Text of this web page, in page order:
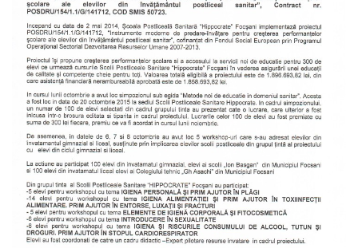
Activitati
Link-uri
Evenimente
Evenimente
Anunturi
Anunturi
Articole privind stadiul proiectului
Contact